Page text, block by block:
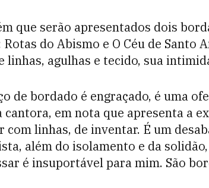
que serão apresentados dois
do Abismo e O Céu de Santo
linhas, agulhas e tecido, sua
de bordado é engraçado, é uma
cantora, em nota que apresenta a
com linhas, de inventar. É um
além do isolamento e da
é insuportável para mim. São